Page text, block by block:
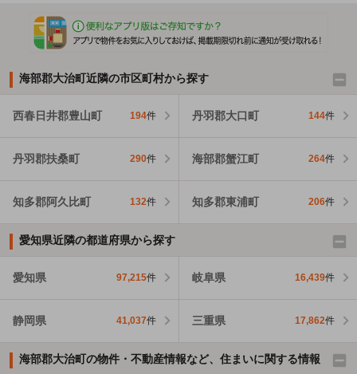
海部郡大治町近隣の市区町村から探す
西春日井郡豊山町 194件 丹羽郡大口町 144件
丹羽郡扶桑町 290件 海部郡蟹江町 264件
知多郡阿久比町 132件 知多郡東浦町 206件
愛知県近隣の都道府県から探す
愛知県 97,215件 岐阜県 16,439件
静岡県 41,037件 三重県 17,862件
海部郡大治町の物件・不動産情報など、住まいに関する情報